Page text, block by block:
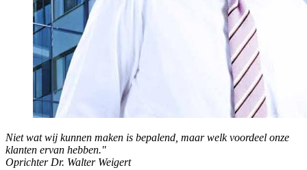
Niet wat wij kunnen maken is bepalend, maar welk voordeel onze
klanten ervan hebben."
Oprichter Dr. Walter Weigert